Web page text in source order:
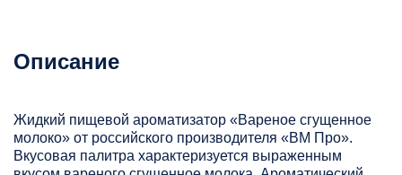
Описание
Жидкий пищевой ароматизатор «Вареное сгущенное
молоко» от российского производителя «ВМ Про».
Вкусовая палитра характеризуется выраженным